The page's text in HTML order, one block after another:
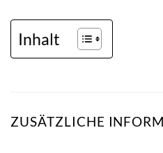
Inhalt
ZUSÄTZLICHE